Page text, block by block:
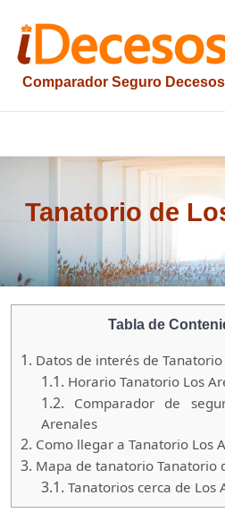
contenido
Comparador Seguro Decesos
iesquelas
Tanatorio de
Tabla de
1. Datos de interés de
1.1. Horario Tanatorio Los
1.2. Comparador de
Arenales
2. Como llegar a Tanatorio Los
3. Mapa de tanatorio Tanatorio
3.1. Tanatorios cerca de Los